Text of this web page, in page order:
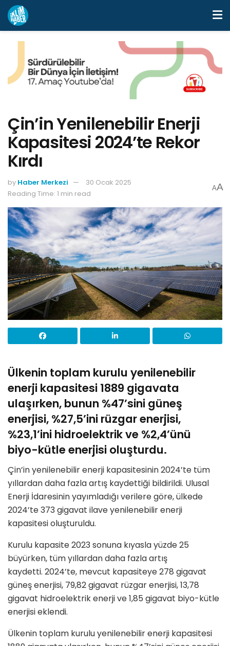
Çin’in Yenilenebilir Enerji
Kapasitesi 2024’te Rekor
Kırdı
by Haber Merkezi
30 Ocak 2025
Reading Time: 1 min read
AA
Ülkenin toplam kurulu yenilenebilir
enerji kapasitesi 1889 gigavata
ulaşırken, bunun %47’sini güneş
enerjisi, %27,5’ini rüzgar enerjisi,
%23,1’ini hidroelektrik ve %2,4’ünü
biyo-kütle enerjisi oluşturdu.
Çin’in yenilenebilir enerji kapasitesinin 2024’te tüm
yıllardan daha fazla artış kaydettiği bildirildi. Ulusal
Enerji İdaresinin yayımladığı verilere göre, ülkede
2024’te 373 gigavat ilave yenilenebilir enerji
kapasitesi oluşturuldu.
Kurulu kapasite 2023 sonuna kıyasla yüzde 25
büyürken, tüm yıllardan daha fazla artış
kaydetti. 2024’te, mevcut kapasiteye 278 gigavat
güneş enerjisi, 79,82 gigavat rüzgar enerjisi, 13,78
gigavat hidroelektrik enerji ve 1,85 gigavat biyo-kütle
enerjisi eklendi.
Ülkenin toplam kurulu yenilenebilir enerji kapasitesi